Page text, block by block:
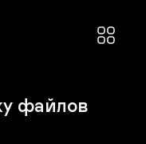
файлов